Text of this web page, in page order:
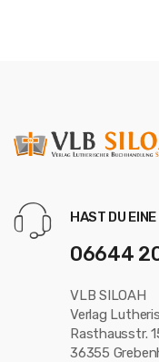
HAST DU
06644
VLB SILOAH
Verlag
Rasthausstr.
36355